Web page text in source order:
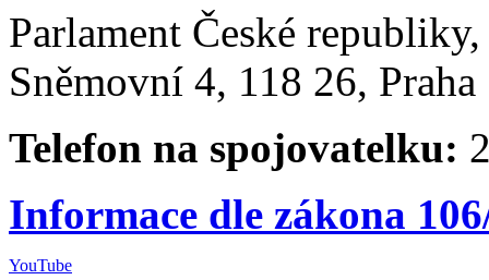
Parlament České
Sněmovní 4, 118 26,
Telefon na spojovatelku:
Informace dle zákona
YouTube